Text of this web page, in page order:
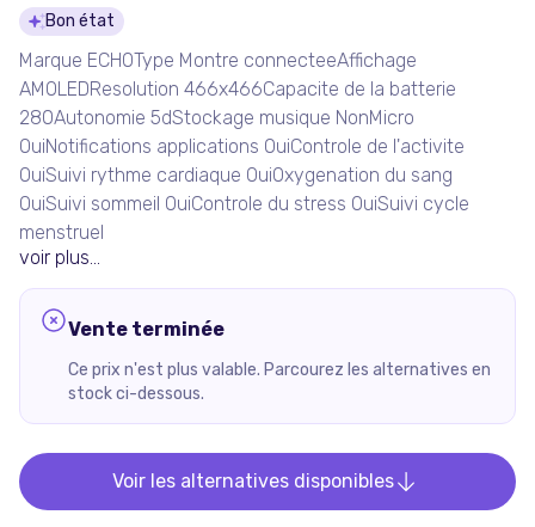
Détails du produit
Bon état
Marque ECHOType Montre connecteeAffichage
AMOLEDResolution 466x466Capacite de la batterie
280Autonomie 5dStockage musique NonMicro
OuiNotifications applications OuiControle de l'activite
OuiSuivi rythme cardiaque OuiOxygenation du sang
OuiSuivi sommeil OuiControle du stress OuiSuivi cycle
menstruel
voir plus...
Vente terminée
Ce prix n'est plus valable. Parcourez les alternatives en
stock ci-dessous.
Voir les alternatives disponibles